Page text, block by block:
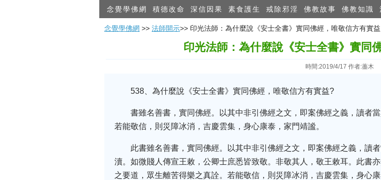
念覺學佛網 積德改命 深信因果 素食護生 戒除邪淫 佛教故事 佛教知識
念覺學佛網 >> 法師開示>> 印光法師：為什麼說《安士全書》實同佛經，唯敬信方有實益
印光法師：為什麼說《安士全書》實同
時間:2019/4/17 作者:藎木
538、為什麼說《安士全書》實同佛經，唯敬信方有實益?
書雖名善書，實同佛經。以其中非引佛經之文，即案佛經之義，讀者
若能敬信，則災障冰消，吉慶雲集，身心康泰，家門靖謐。
此書雖名善書，實同佛經。以其中非引佛經之文，即案佛經之義，讀
瀆。如微賤人傳宣王敕，公卿士庶悉皆致敬。非敬其人，敬王敕耳。此書
之要道，眾生離苦得樂之真詮。若能敬信，則災障冰消，吉慶雲集，身心